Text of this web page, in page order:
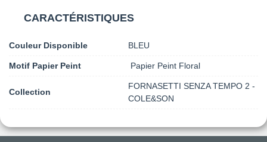
CARACTÉRISTIQUES
Couleur Disponible BLEU
Motif Papier Peint Papier Peint Floral
Collection
FORNASETTI SENZA TEMPO 2 -
COLE&SON